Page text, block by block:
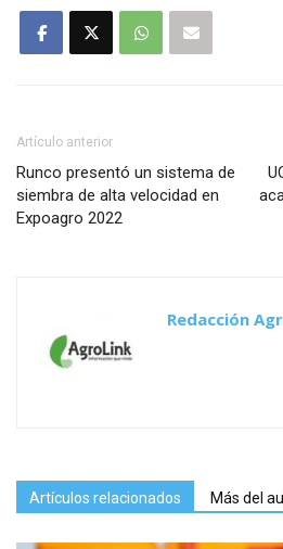
Artículo anterior
Runco presentó un sistema de
siembra de alta velocidad en
Expoagro 2022
Redacción
Artículos relacionados Más del